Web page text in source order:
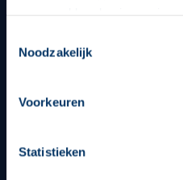
op een veilige en integere
beheren op de privacy- en
Noodzakelijk
Voorkeuren
Statistieken